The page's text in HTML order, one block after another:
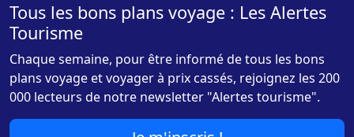
Tous les bons plans voyage : Les Alertes
Tourisme
Chaque semaine, pour être informé de tous les bons
plans voyage et voyager à prix cassés, rejoignez les 200
000 lecteurs de notre newsletter "Alertes tourisme".